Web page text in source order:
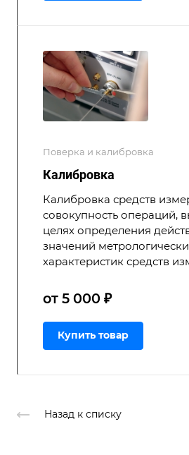
Поверка и калибровка
Калибровка
Калибровка средств
совокупность операций,
целях определения
значений
характеристик средств
от 5 000 ₽
Купить товар
Назад к списку